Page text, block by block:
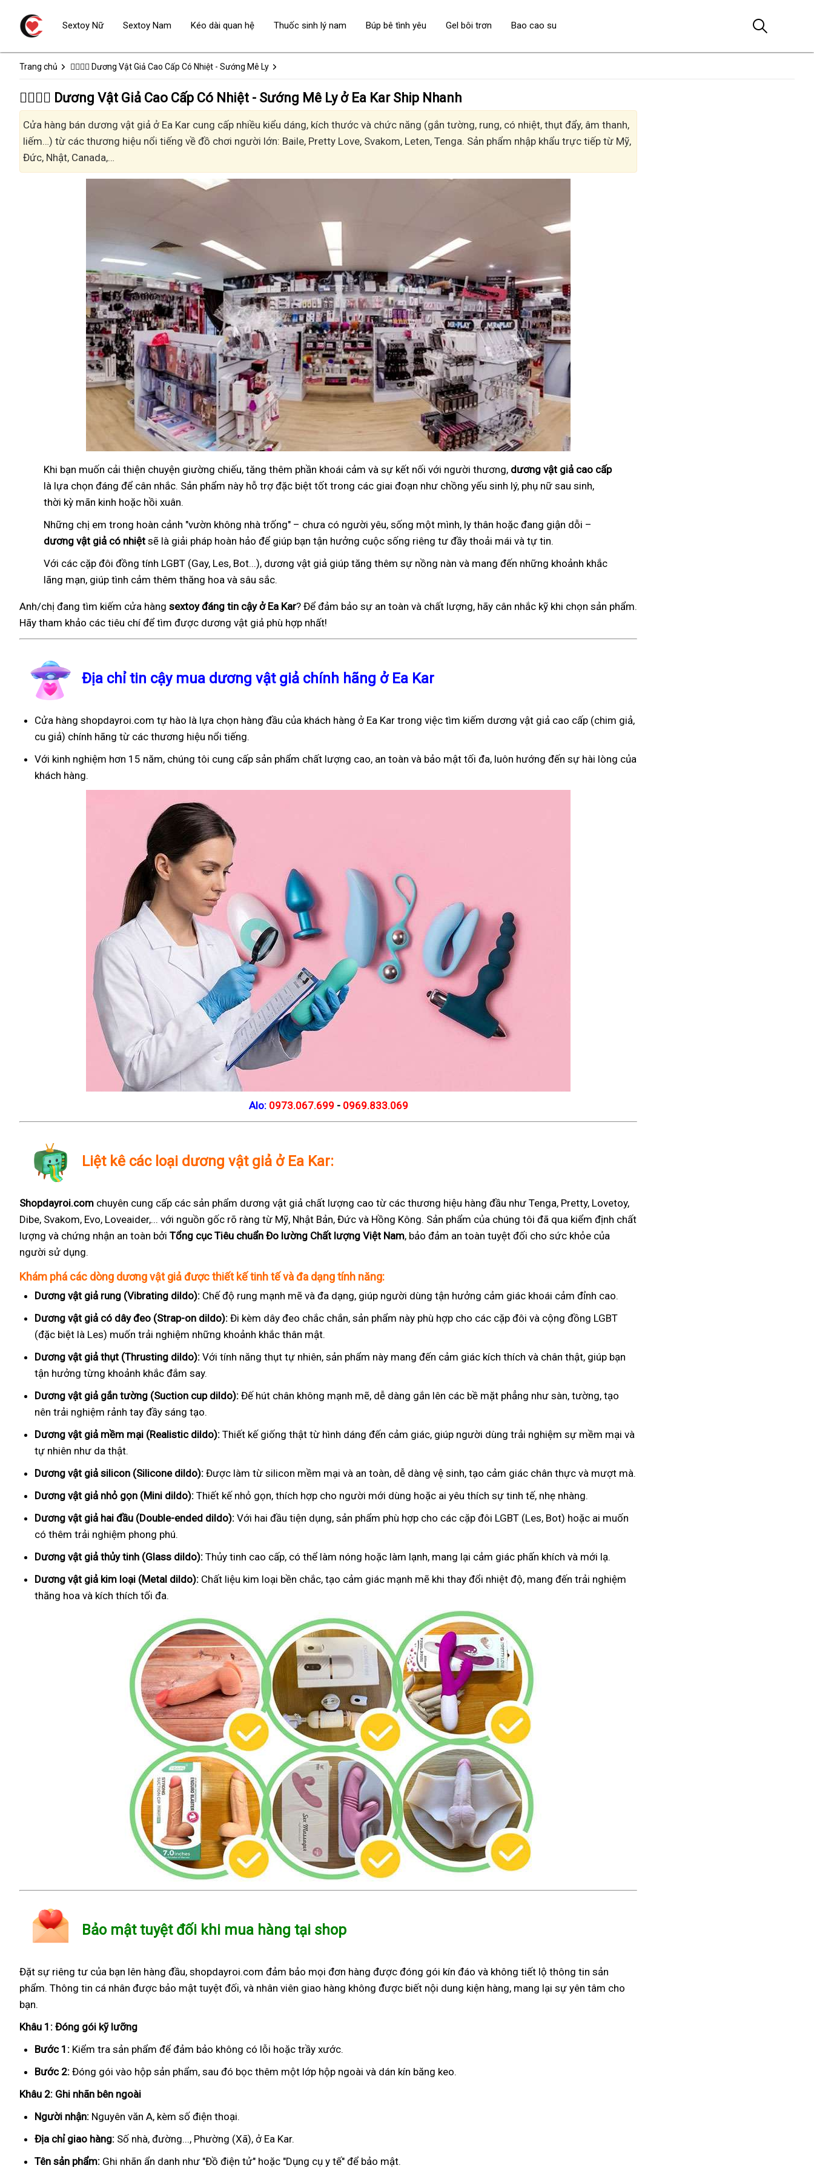
Trang chủ 👩‍❤️‍💋‍👨 Dương Vật Giả Cao Cấp Có Nhiệt - Sướng Mê Ly
👩‍❤️‍💋‍👨 Dương Vật Giả Cao Cấp Có Nhiệt - Sướng Mê Ly ở Ea Kar Ship Nhanh
Cửa hàng bán dương vật giả ở Ea Kar cung cấp nhiều kiểu dáng, kích thước và chức năng (gắn tường, rung, có nhiệt, thụt đẩy, âm thanh,
liếm…) từ các thương hiệu nổi tiếng về đồ chơi người lớn: Baile, Pretty Love, Svakom, Leten, Tenga. Sản phẩm nhập khẩu trực tiếp từ Mỹ,
Đức, Nhật, Canada,…
Khi bạn muốn cải thiện chuyện giường chiếu, tăng thêm phần khoái cảm và sự kết nối với người thương, dương vật giả cao cấp
là lựa chọn đáng để cân nhắc. Sản phẩm này hỗ trợ đặc biệt tốt trong các giai đoạn như chồng yếu sinh lý, phụ nữ sau sinh,
thời kỳ mãn kinh hoặc hồi xuân.
Những chị em trong hoàn cảnh "vườn không nhà trống" – chưa có người yêu, sống một mình, ly thân hoặc đang giận dỗi –
dương vật giả có nhiệt sẽ là giải pháp hoàn hảo để giúp bạn tận hưởng cuộc sống riêng tư đầy thoải mái và tự tin.
Với các cặp đôi đồng tính LGBT (Gay, Les, Bot...), dương vật giả giúp tăng thêm sự nồng nàn và mang đến những khoảnh khắc
lãng mạn, giúp tình cảm thêm thăng hoa và sâu sắc.
Anh/chị đang tìm kiếm cửa hàng sextoy đáng tin cậy ở Ea Kar? Để đảm bảo sự an toàn và chất lượng, hãy cân nhắc kỹ khi chọn sản phẩm.
Hãy tham khảo các tiêu chí để tìm được dương vật giả phù hợp nhất!
Địa chỉ tin cậy mua dương vật giả chính hãng ở Ea Kar
Cửa hàng shopdayroi.com tự hào là lựa chọn hàng đầu của khách hàng ở Ea Kar trong việc tìm kiếm dương vật giả cao cấp (chim giả,
cu giả) chính hãng từ các thương hiệu nổi tiếng.
Với kinh nghiệm hơn 15 năm, chúng tôi cung cấp sản phẩm chất lượng cao, an toàn và bảo mật tối đa, luôn hướng đến sự hài lòng của
khách hàng.
Alo: 0973.067.699 - 0969.833.069
Liệt kê các loại dương vật giả ở Ea Kar:
Shopdayroi.com chuyên cung cấp các sản phẩm dương vật giả chất lượng cao từ các thương hiệu hàng đầu như Tenga, Pretty, Lovetoy,
Dibe, Svakom, Evo, Loveaider,... với nguồn gốc rõ ràng từ Mỹ, Nhật Bản, Đức và Hồng Kông. Sản phẩm của chúng tôi đã qua kiểm định chất
lượng và chứng nhận an toàn bởi Tổng cục Tiêu chuẩn Đo lường Chất lượng Việt Nam, bảo đảm an toàn tuyệt đối cho sức khỏe của
người sử dụng.
Khám phá các dòng dương vật giả được thiết kế tinh tế và đa dạng tính năng:
Dương vật giả rung (Vibrating dildo): Chế độ rung mạnh mẽ và đa dạng, giúp người dùng tận hưởng cảm giác khoái cảm đỉnh cao.
Dương vật giả có dây đeo (Strap-on dildo): Đi kèm dây đeo chắc chắn, sản phẩm này phù hợp cho các cặp đôi và cộng đồng LGBT
(đặc biệt là Les) muốn trải nghiệm những khoảnh khắc thân mật.
Dương vật giả thụt (Thrusting dildo): Với tính năng thụt tự nhiên, sản phẩm này mang đến cảm giác kích thích và chân thật, giúp bạn
tận hưởng từng khoảnh khắc đắm say.
Dương vật giả gắn tường (Suction cup dildo): Đế hút chân không mạnh mẽ, dễ dàng gắn lên các bề mặt phẳng như sàn, tường, tạo
nên trải nghiệm rảnh tay đầy sáng tạo.
Dương vật giả mềm mại (Realistic dildo): Thiết kế giống thật từ hình dáng đến cảm giác, giúp người dùng trải nghiệm sự mềm mại và
tự nhiên như da thật.
Dương vật giả silicon (Silicone dildo): Được làm từ silicon mềm mại và an toàn, dễ dàng vệ sinh, tạo cảm giác chân thực và mượt mà.
Dương vật giả nhỏ gọn (Mini dildo): Thiết kế nhỏ gọn, thích hợp cho người mới dùng hoặc ai yêu thích sự tinh tế, nhẹ nhàng.
Dương vật giả hai đầu (Double-ended dildo): Với hai đầu tiện dụng, sản phẩm phù hợp cho các cặp đôi LGBT (Les, Bot) hoặc ai muốn
có thêm trải nghiệm phong phú.
Dương vật giả thủy tinh (Glass dildo): Thủy tinh cao cấp, có thể làm nóng hoặc làm lạnh, mang lại cảm giác phấn khích và mới lạ.
Dương vật giả kim loại (Metal dildo): Chất liệu kim loại bền chắc, tạo cảm giác mạnh mẽ khi thay đổi nhiệt độ, mang đến trải nghiệm
thăng hoa và kích thích tối đa.
Bảo mật tuyệt đối khi mua hàng tại shop
Đặt sự riêng tư của bạn lên hàng đầu, shopdayroi.com đảm bảo mọi đơn hàng được đóng gói kín đáo và không tiết lộ thông tin sản
phẩm. Thông tin cá nhân được bảo mật tuyệt đối, và nhân viên giao hàng không được biết nội dung kiện hàng, mang lại sự yên tâm cho
bạn.
Khâu 1: Đóng gói kỹ lưỡng
Bước 1: Kiểm tra sản phẩm để đảm bảo không có lỗi hoặc trầy xước.
Bước 2: Đóng gói vào hộp sản phẩm, sau đó bọc thêm một lớp hộp ngoài và dán kín băng keo.
Khâu 2: Ghi nhãn bên ngoài
Người nhận: Nguyên văn A, kèm số điện thoại.
Địa chỉ giao hàng: Số nhà, đường..., Phường (Xã), ở Ea Kar.
Tên sản phẩm: Ghi nhãn ẩn danh như "Đồ điện tử" hoặc "Dụng cụ y tế" để bảo mật.
Sextoy Nữ Sextoy Nam Kéo dài quan hệ Thuốc sinh lý nam Búp bê tình yêu Gel bôi trơn Bao cao su